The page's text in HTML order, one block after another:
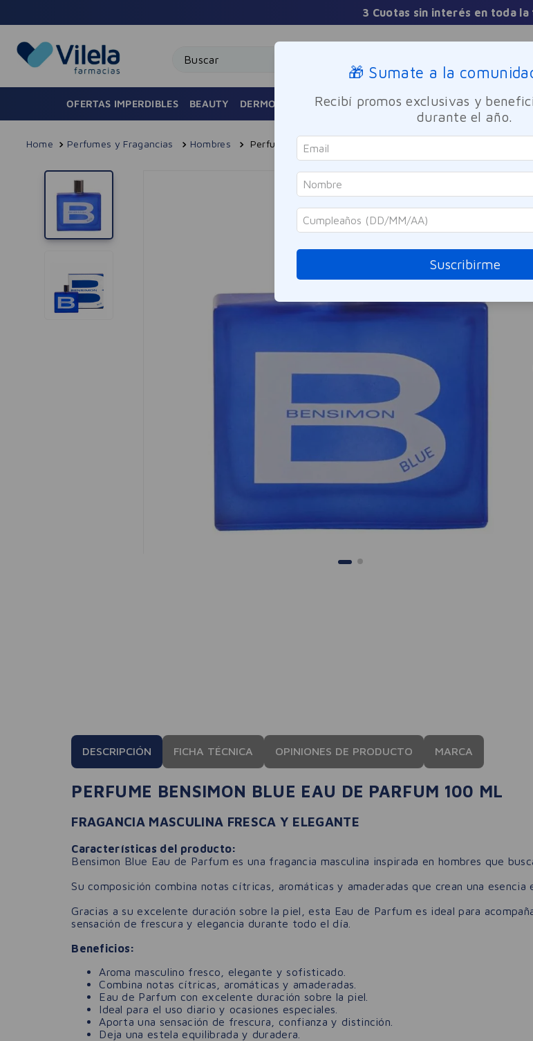
Comprá y Retirá Gratis en Nuestras
OFERTAS IMPERDIBLES BEAUTY DERMOCOSMÉTICA FRAGANCIAS CUIDADO PERSONAL
Perfumes y Fragancias Hombres Perfume Bensimon Blue EDP Hombre 100ml
DESCRIPCIÓN FICHA TÉCNICA OPINIONES DE PRODUCTO MARCA
PERFUME BENSIMON BLUE EAU DE PARFUM 100 ML
FRAGANCIA MASCULINA FRESCA Y ELEGANTE
Características del producto:
Bensimon Blue Eau de Parfum es una fragancia masculina inspirada en hombres que
Su composición combina notas cítricas, aromáticas y amaderadas que crean una
Gracias a su excelente duración sobre la piel, esta Eau de Parfum es ideal para
sensación de frescura y elegancia durante todo el día.
Beneficios:
Aroma masculino fresco, elegante y sofisticado.
Combina notas cítricas, aromáticas y amaderadas.
Eau de Parfum con excelente duración sobre la piel.
Ideal para el uso diario y ocasiones especiales.
Aporta una sensación de frescura, confianza y distinción.
Deja una estela equilibrada y duradera.
🎁 Sumate a la
Recibí promos exclusivas y
durante el año.
Suscribirme